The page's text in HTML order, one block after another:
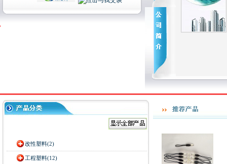
改性塑料(2)
工程塑料(12)